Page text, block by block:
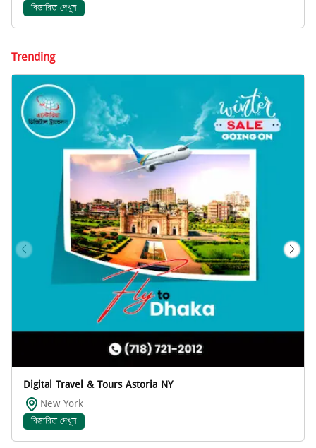
বিস্তারিত দেখুন
Trending
Digital Travel & Tours Astoria NY
New York
বিস্তারিত দেখুন